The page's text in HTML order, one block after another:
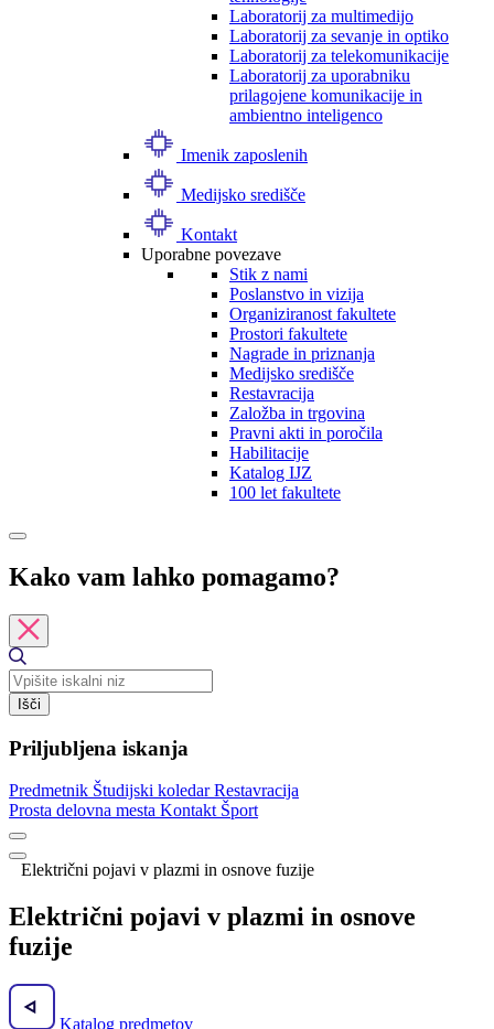
Laboratorij za multimedijo
Laboratorij za sevanje in optiko
Laboratorij za telekomunikacije
Laboratorij za uporabniku
prilagojene komunikacije in
ambientno inteligenco
Imenik zaposlenih
Medijsko središče
Kontakt
Uporabne povezave
Stik z nami
Poslanstvo in vizija
Organiziranost fakultete
Prostori fakultete
Nagrade in priznanja
Medijsko središče
Restavracija
Založba in trgovina
Pravni akti in poročila
Habilitacije
Katalog IJZ
100 let fakultete
Kako vam lahko pomagamo?
Išči
Priljubljena iskanja
Predmetnik Študijski koledarRestavracija
Prosta delovna mesta Kontakt Šport
Električni pojavi v plazmi in osnove fuzije
Električni pojavi v plazmi in osnove
fuzije
Katalog predmetov